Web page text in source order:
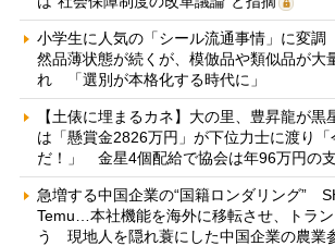
小学生に人気の「シール流通事情」に変
然品薄状態が続くが、模倣品や類似品が大
れ 「選別が本格化する時代に」
【土俵に埋まるカネ】大の里、豊昇龍が黒
は「懸賞金2826万円」が下位力士に渡り
だ！」 金星4個配給で協会は年96万円の
急増する中国企業の“国籍ロンダリング”
Temu…本社機能を海外に移転させ、トラ
う 現地人を隠れ蓑にした中国企業の農業